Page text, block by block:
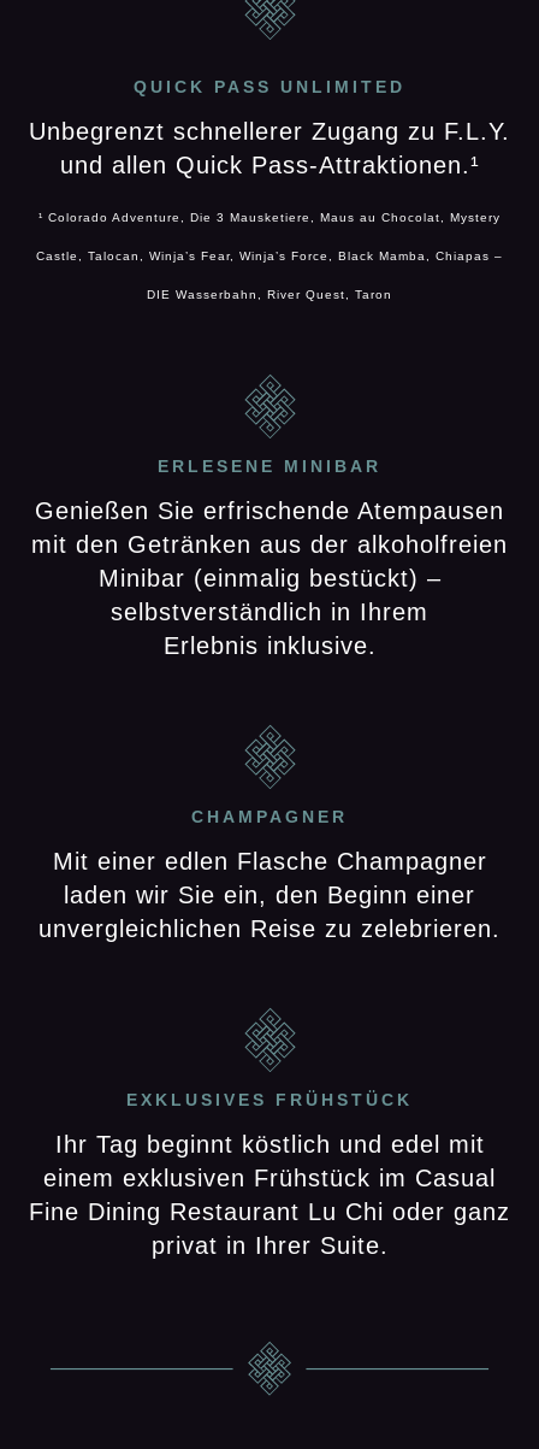
QUICK PASS UNLIMITED
Unbegrenzt schnellerer Zugang zu F.L.Y.
und allen Quick Pass-Attraktionen.¹
¹ Colorado Adventure, Die 3 Mausketiere, Maus au Chocolat, Mystery
Castle, Talocan, Winja’s Fear, Winja’s Force, Black Mamba, Chiapas –
DIE Wasserbahn, River Quest, Taron
ERLESENE MINIBAR
Genießen Sie erfrischende Atempausen
mit den Getränken aus der alkoholfreien
Minibar (einmalig bestückt) –
selbstverständlich in Ihrem
Erlebnis inklusive.
CHAMPAGNER
Mit einer edlen Flasche Champagner
laden wir Sie ein, den Beginn einer
unvergleichlichen Reise zu zelebrieren.
EXKLUSIVES FRÜHSTÜCK
Ihr Tag beginnt köstlich und edel mit
einem exklusiven Frühstück im Casual
Fine Dining Restaurant Lu Chi oder ganz
privat in Ihrer Suite.